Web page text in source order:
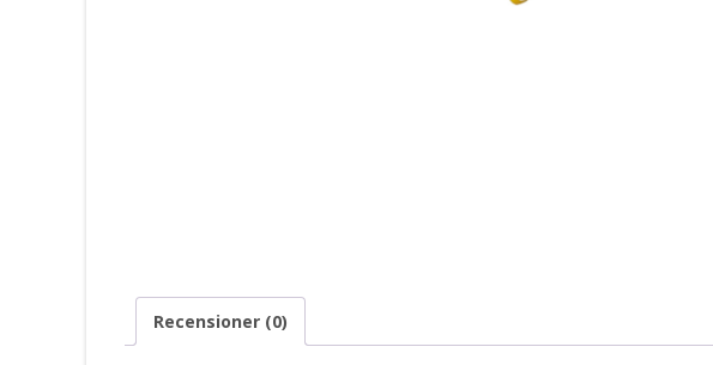
Recensioner (0)